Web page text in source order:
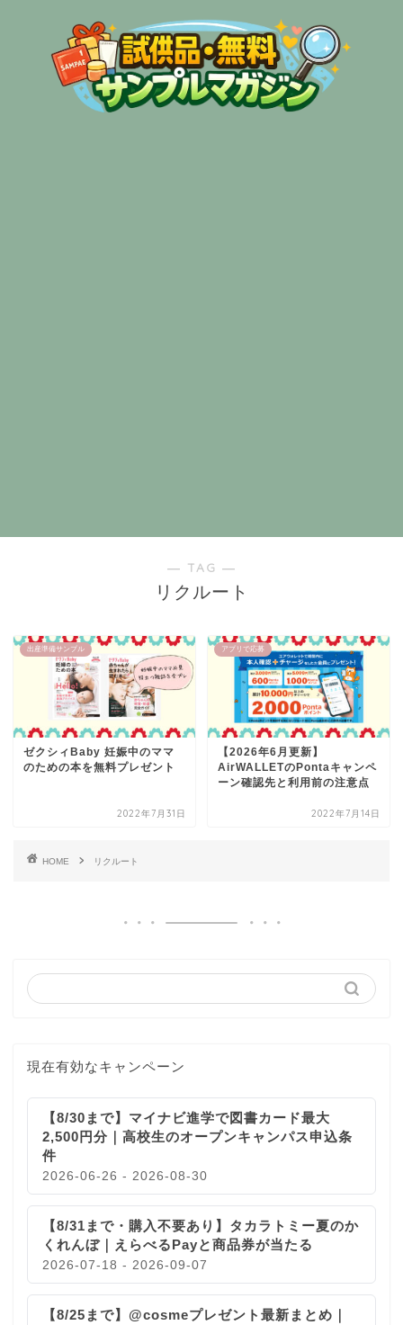
― TAG ―
リクルート
出産準備サンプル
ゼクシィBaby 妊娠中のママ
のための本を無料プレゼント
2022年7月31日
アプリで応募
【2026年6月更新】
AirWALLETのPontaキャンペ
ーン確認先と利用前の注意点
2022年7月14日
HOME リクルート
現在有効なキャンペーン
【8/30まで】マイナビ進学で図書カード最大
2,500円分｜高校生のオープンキャンパス申込条
件
2026-06-26 - 2026-08-30
【8/31まで・購入不要あり】タカラトミー夏のか
くれんぼ｜えらべるPayと商品券が当たる
2026-07-18 - 2026-09-07
【8/25まで】@cosmeプレゼント最新まとめ｜